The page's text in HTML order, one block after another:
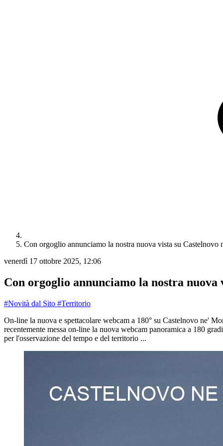
Con orgoglio annunciamo la nostra nuova vista su Castelnovo
venerdì 17 ottobre 2025, 12:06
Con orgoglio annunciamo la nostra
#Novità dal Sito #Territorio
On-line la nuova e spettacolare webcam a 180° su Castelnovo ne'
recentemente messa on-line la nuova webcam panoramica a 180
per l'osservazione del tempo e del territorio ...